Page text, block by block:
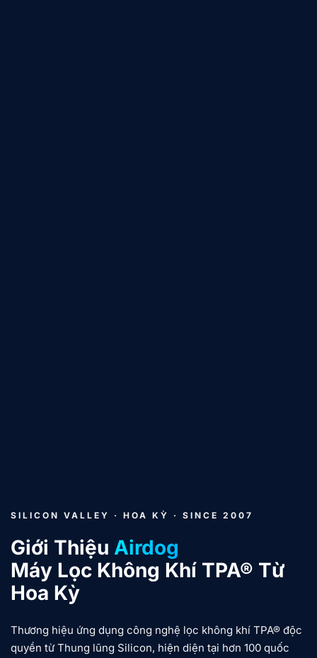
SILICON VALLEY · HOA KỲ · SINCE 2007
Giới Thiệu Airdog
Máy Lọc Không Khí TPA® Từ
Hoa Kỳ
Thương hiệu ứng dụng công nghệ lọc không khí TPA® độc
quyền từ Thung lũng Silicon, hiện diện tại hơn 100 quốc